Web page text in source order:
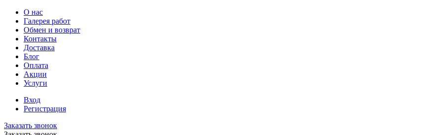
О нас
Галерея работ
Обмен и возврат
Контакты
Доставка
Блог
Оплата
Акции
Услуги
Вход
Регистрация
Заказать звонок